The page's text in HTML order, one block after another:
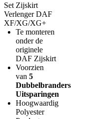
Met
5
Dubbelbranders
Uitsparingen
aantal
Set Zijskirt
Verlenger DAF
XF/XG/XG+
Te monteren
onder de
originele
DAF Zijskirt
Voorzien
van 5
Dubbelbranders
Uitsparingen
Hoogwaardig
Polyester